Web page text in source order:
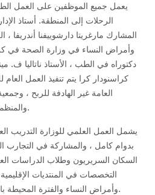
يعمل جميع الموظفين على العمل
الرحلات إلى المنطقة. أستاذ
المشارك مارغريتا دارشوييفنا أندريفا
وأمراض النساء في وزارة الصحة في
دكتوراه في الطب ، الأستاذ ناتاليا ف.
كراسنودار كرا يتم تنفيذ العمل
العامة غير الهادفة للربح ،
والمنظمة العامة في منطقة كراسنودار.
يشمل العمل العلمي للوزارة التدريب
بدوام كامل ، والمشاركة في التجارب
السكان السريريون وطلاب الدراسات
التخصصات في المنتديات الإقليمية
وأمراض النساء والفترة المحيطة بالولادة” والتخصصات ذات الصلة.